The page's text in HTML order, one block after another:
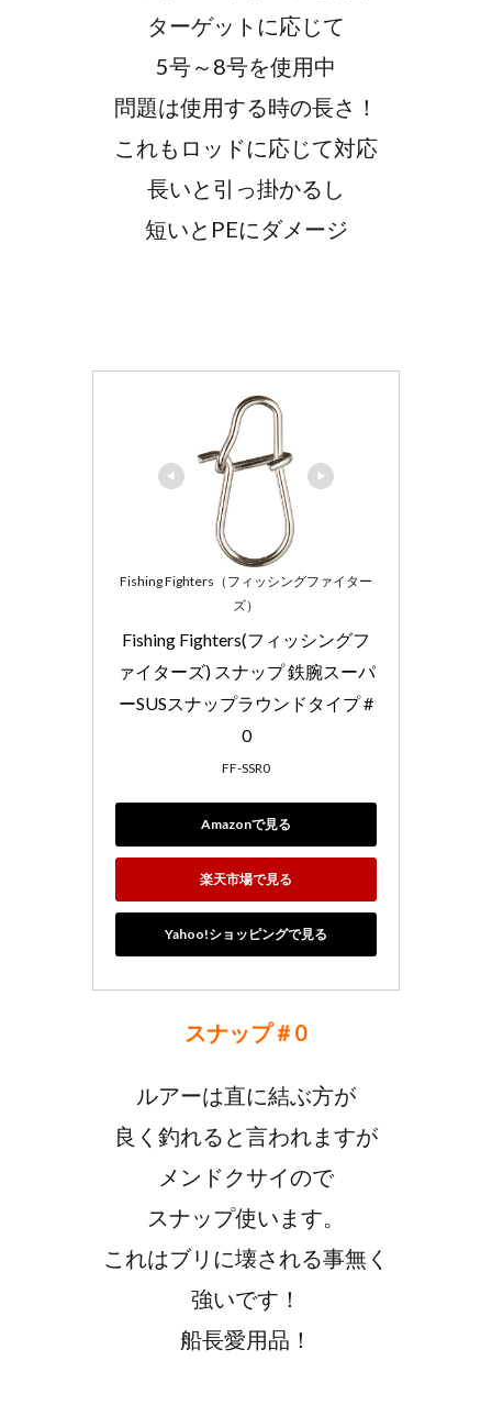
ターゲットに応じて
5号～8号を使用中
問題は使用する時の長さ！
これもロッドに応じて対応
長いと引っ掛かるし
短いとPEにダメージ
Fishing Fighters（フィッシングファイター
ズ）
Fishing Fighters(フィッシングフ
ァイターズ) スナップ 鉄腕スーパ
ーSUSスナップラウンドタイプ #
0
FF-SSR0
Amazonで見る
楽天市場で見る
Yahoo!ショッピングで見る
スナップ＃0
ルアーは直に結ぶ方が
良く釣れると言われますが
メンドクサイので
スナップ使います。
これはブリに壊される事無く
強いです！
船長愛用品！